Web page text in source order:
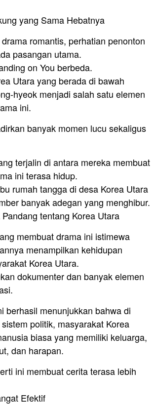
yang Sama Hebatnya
romantis, perhatian penonton
pasangan utama.
on You berbeda.
Utara yang berada di bawah
hyeok menjadi salah satu elemen
ini.
banyak momen lucu sekaligus
terjalin di antara mereka membuat
ini terasa hidup.
rumah tangga di desa Korea Utara
banyak adegan yang menghibur.
tentang Korea Utara
membuat drama ini istimewa
menampilkan kehidupan
Korea Utara.
dokumenter dan banyak elemen
berhasil menunjukkan bahwa di
politik, masyarakat Korea
biasa yang memiliki keluarga,
dan harapan.
ini membuat cerita terasa lebih
Efektif